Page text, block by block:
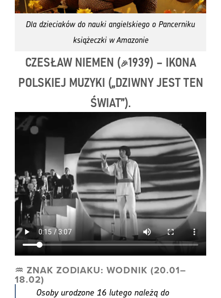
Dla dzieciaków do nauki angielskiego o Pancerniku
książeczki w Amazonie
CZESŁAW NIEMEN (🎉1939) – IKONA
POLSKIEJ MUZYKI („DZIWNY JEST TEN
ŚWIAT”).
♒️ ZNAK ZODIAKU: WODNIK (20.01–
18.02)
Osoby urodzone 16 lutego należą do